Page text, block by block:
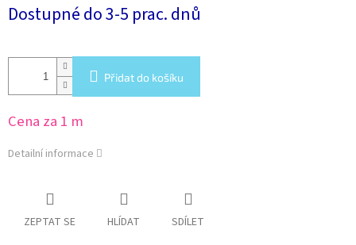
cena:
Dostupné do 3-5 prac. dnů
Přidat do košíku
Cena za 1 m
Detailní informace
ZEPTAT SE HLÍDAT SDÍLET